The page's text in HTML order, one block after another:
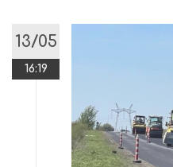
13/05
16:19